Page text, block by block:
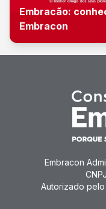
Embracão:
Embracon
Embracon
Autorizado